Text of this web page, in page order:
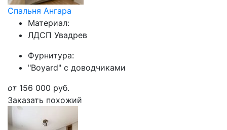
Спальня Ангара
Материал:
ЛДСП Увадрев
Фурнитура:
"Boyard" с доводчиками
от 156 000 руб.
Заказать похожий